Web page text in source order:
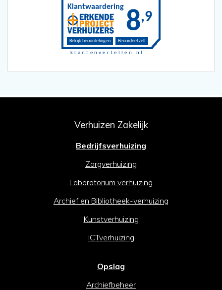
Verhuizen Zakelijk
Bedrijfsverhuizing
Zorgverhuizing
Laboratorium verhuizing
Archief en Bibliotheek-verhuizing
Kunstverhuizing
ICTverhuizing
Opslag
Archiefbeheer